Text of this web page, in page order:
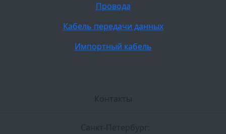
Провода
Кабель передачи данных
Импортный кабель
Контакты
Санкт-Петербург: